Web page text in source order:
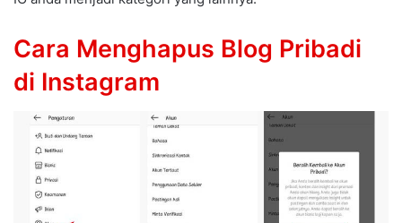
Cara Menghapus Blog Pribadi
di Instagram